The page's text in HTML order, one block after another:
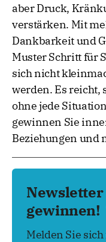
aber Druck,
verstärken. Mit
Dankbarkeit und
Muster Schritt für
sich nicht
werden. Es reicht,
ohne jede
gewinnen Sie
Beziehungen und
gewinnen!
Melden Sie